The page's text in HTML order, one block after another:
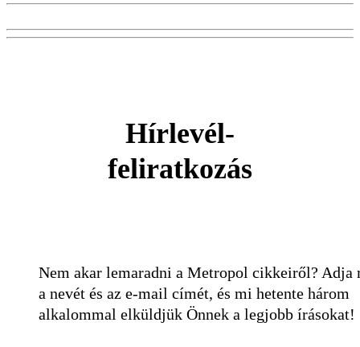
Hírlevél-
feliratkozás
Nem akar lemaradni a Metropol cikkeiről? Adja
a nevét és az e-mail címét, és mi hetente három
alkalommal elküldjük Önnek a legjobb írásokat!